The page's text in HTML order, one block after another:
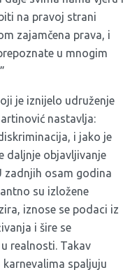
na pravoj strani
zajamčena prava, i
u mnogim
je iznijelo udruženje
nastavlja:
i jako je
daljnje objavljivanje
zadnjih osam godina
su izložene
iznose se podaci iz
i šire se
realnosti. Takav
spaljuju